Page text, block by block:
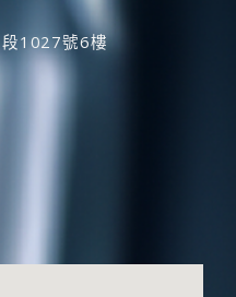
1027號6樓